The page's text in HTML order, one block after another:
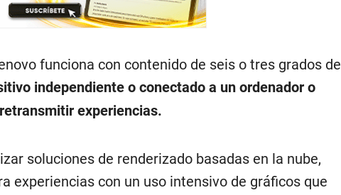
funciona con contenido de seis o tres grados de
independiente o conectado a un ordenador o
experiencias.
soluciones de renderizado basadas en la nube,
experiencias con un uso intensivo de gráficos que